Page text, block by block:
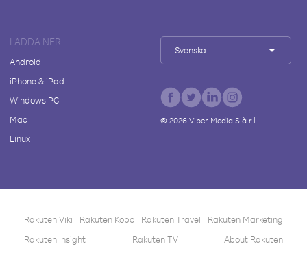
LADDA NER
Android
iPhone & iPad
Windows PC
Mac
Linux
Svenska
© 2026Viber Media S.à r.l.
Rakuten Viki Rakuten Kobo Rakuten Travel
Rakuten Marketing
Rakuten Insight
Rakuten TV About Rakuten